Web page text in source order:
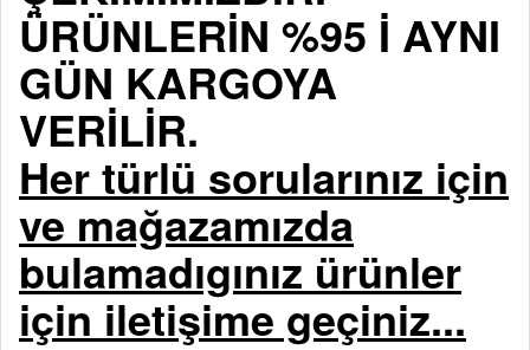
ÜRÜNLERİN %95 İ AYNI
GÜN KARGOYA
VERİLİR.
Her türlü sorularınız için
ve mağazamızda
bulamadıgınız ürünler
için iletişime geçiniz...